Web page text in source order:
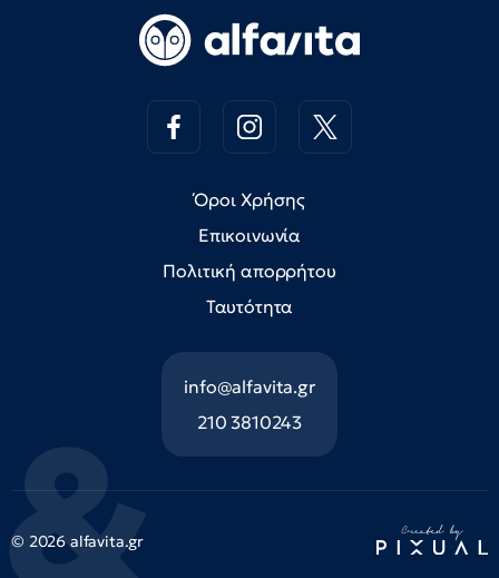
Όροι Χρήσης
Επικοινωνία
Πολιτική απορρήτου
Ταυτότητα
info@alfavita.gr
210 3810243
© 2026 alfavita.gr